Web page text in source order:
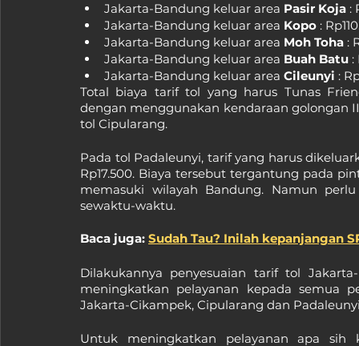
Jakarta-Bandung keluar area Pasir Koja :
Jakarta-Bandung keluar area Kopo :
Jakarta-Bandung keluar area Moh Toha :
Jakarta-Bandung keluar area Buah Batu :
Jakarta-Bandung keluar area Cileunyi :
Total biaya tarif tol yang harus Tunas
dengan menggunakan kendaraan golongan
tol Cipularang.
Pada tol Padaleunyi, tarif yang harus
Rp17.500. Biaya tersebut tergantung pada
memasuki wilayah Bandung. Namun
sewaktu-waktu.
Baca juga: Sudah Tau? Inilah kepanjangan
Dilakukannya penyesuaian tarif tol
meningkatkan pelayanan kepada semua
Jakarta-Cikampek, Cipularang dan
Untuk meningkatkan pelayanan apa sih